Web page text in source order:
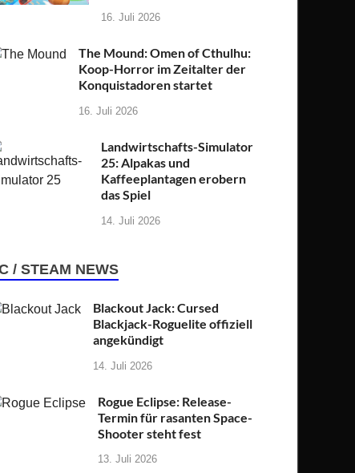
16. Juli 2026
The Mound: Omen of Cthulhu:
Koop-Horror im Zeitalter der
Konquistadoren startet
16. Juli 2026
Landwirtschafts-Simulator
25: Alpakas und
Kaffeeplantagen erobern
das Spiel
14. Juli 2026
/ STEAM NEWS
Blackout Jack: Cursed
Blackjack-Roguelite offiziell
angekündigt
14. Juli 2026
Rogue Eclipse: Release-
Termin für rasanten Space-
Shooter steht fest
13. Juli 2026